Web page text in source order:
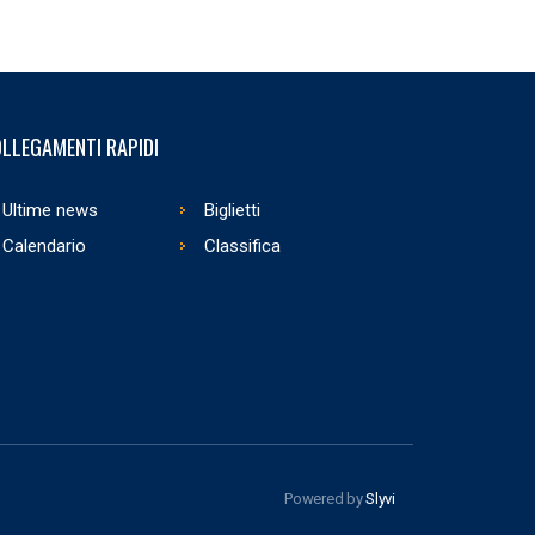
RAPIDI
Ultime news
Biglietti
Calendario
Classifica
Powered bySlyvi